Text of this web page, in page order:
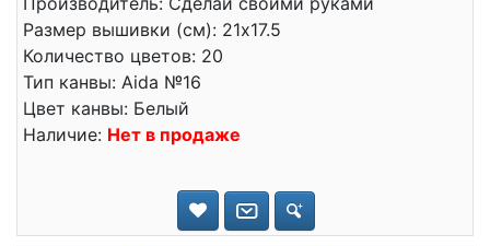
Размер вышивки (см): 21x17.5
Количество цветов: 20
Тип канвы: Aida №16
Цвет канвы: Белый
Наличие: Нет в продаже